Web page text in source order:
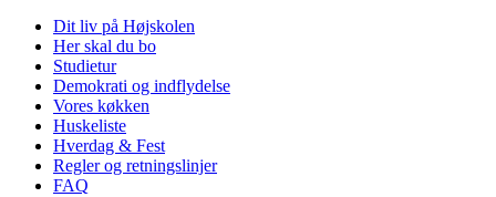
Dit liv på Højskolen
Her skal du bo
Studietur
Demokrati og indflydelse
Vores køkken
Huskeliste
Hverdag & Fest
Regler og retningslinjer
FAQ